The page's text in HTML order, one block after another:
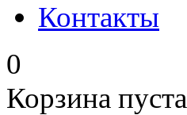
Контакты
0
Корзина пуста